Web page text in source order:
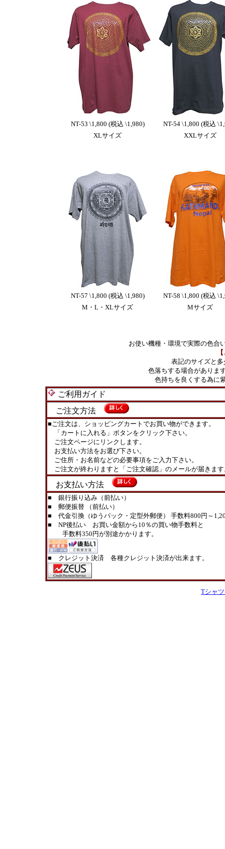
NT-53 \1,800 (税込 \1,980)
NT-54 \1,800 (税込
XLサイズ
XXLサイズ
NT-57 \1,800 (税込 \1,980)
NT-58 \1,800 (税込
M・L・XLサイズ
Mサイズ
お使い機種・環境で実際の色合
表記のサイズと
色落ちする場合がありま
色持ちを良くする為に
ご利用ガイド
ご注文方法
■ご注文は、ショッピングカートでお買い物ができます。
「カートに入れる」ボタンをクリック下さい。
ご注文ページにリンクします。
お支払い方法をお選び下さい。
ご住所・お名前などの必要事項をご入力下さい。
ご注文が終わりますと「ご注文確認」のメールが届きま
お支払い方法
■ 銀行振り込み（前払い）
■ 郵便振替 （前払い）
■ 代金引換（ゆうパック・定型外郵便） 手数料800円～
■ NP後払い お買い金額から10％の買い物手数料と
手数料350円が別途かかります。
■ クレジット決済 各種クレジット決済が出来ます。
Tシャ